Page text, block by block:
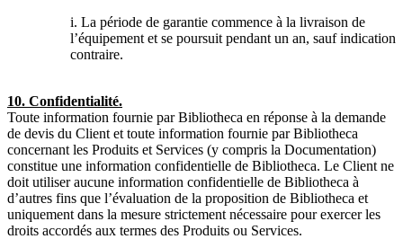
i. La période de garantie commence à la livraison de
l’équipement et se poursuit pendant un an, sauf indication
contraire.
10. Confidentialité.
Toute information fournie par Bibliotheca en réponse à la demande
de devis du Client et toute information fournie par Bibliotheca
concernant les Produits et Services (y compris la Documentation)
constitue une information confidentielle de Bibliotheca. Le Client ne
doit utiliser aucune information confidentielle de Bibliotheca à
d’autres fins que l’évaluation de la proposition de Bibliotheca et
uniquement dans la mesure strictement nécessaire pour exercer les
droits accordés aux termes des Produits ou Services.